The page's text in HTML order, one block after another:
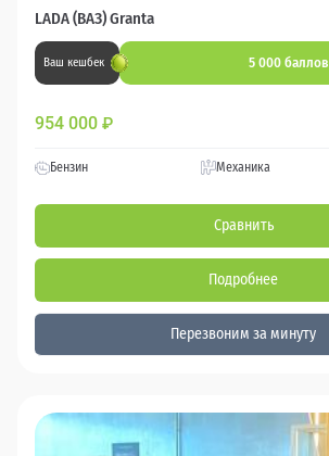
LADA (ВАЗ) Granta
Ваш кешбек 5 000 баллов
954 000 ₽
Бензин Механика
Сравнить
Подробнее
Перезвоним за минуту